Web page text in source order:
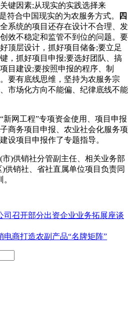
键因素;从现实的实践选择来
符合中国现实的为农服务方式。
四
系统的项目还存在设计不合理、发
效不稳定和监管不到位的问题。要
顶层设计，抓好项目储备;要立足
，抓好项目申报;要选好团队、搞
目建设;要按照申报的程序、制
要有底线思维，坚持为农服务宗
市场化方向不能偏、纪律底线不能
网工程”专项资金使用、项目申报
商务项目申报、农业社会化服务项
设项目申报作了专题指导。
)供销社分管副主任、相关业务部
供销社、省社直属单位项目负责同
司召开部分出资企业业务拓展座谈
电商打造农副产品“名牌矩阵”